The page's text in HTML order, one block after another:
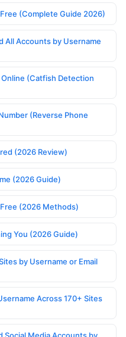
(Complete Guide 2026)
All Accounts by Username
(Catfish Detection
(Reverse Phone
(2026 Review)
(2026 Guide)
(2026 Methods)
You (2026 Guide)
by Username or Email
Across 170+ Sites